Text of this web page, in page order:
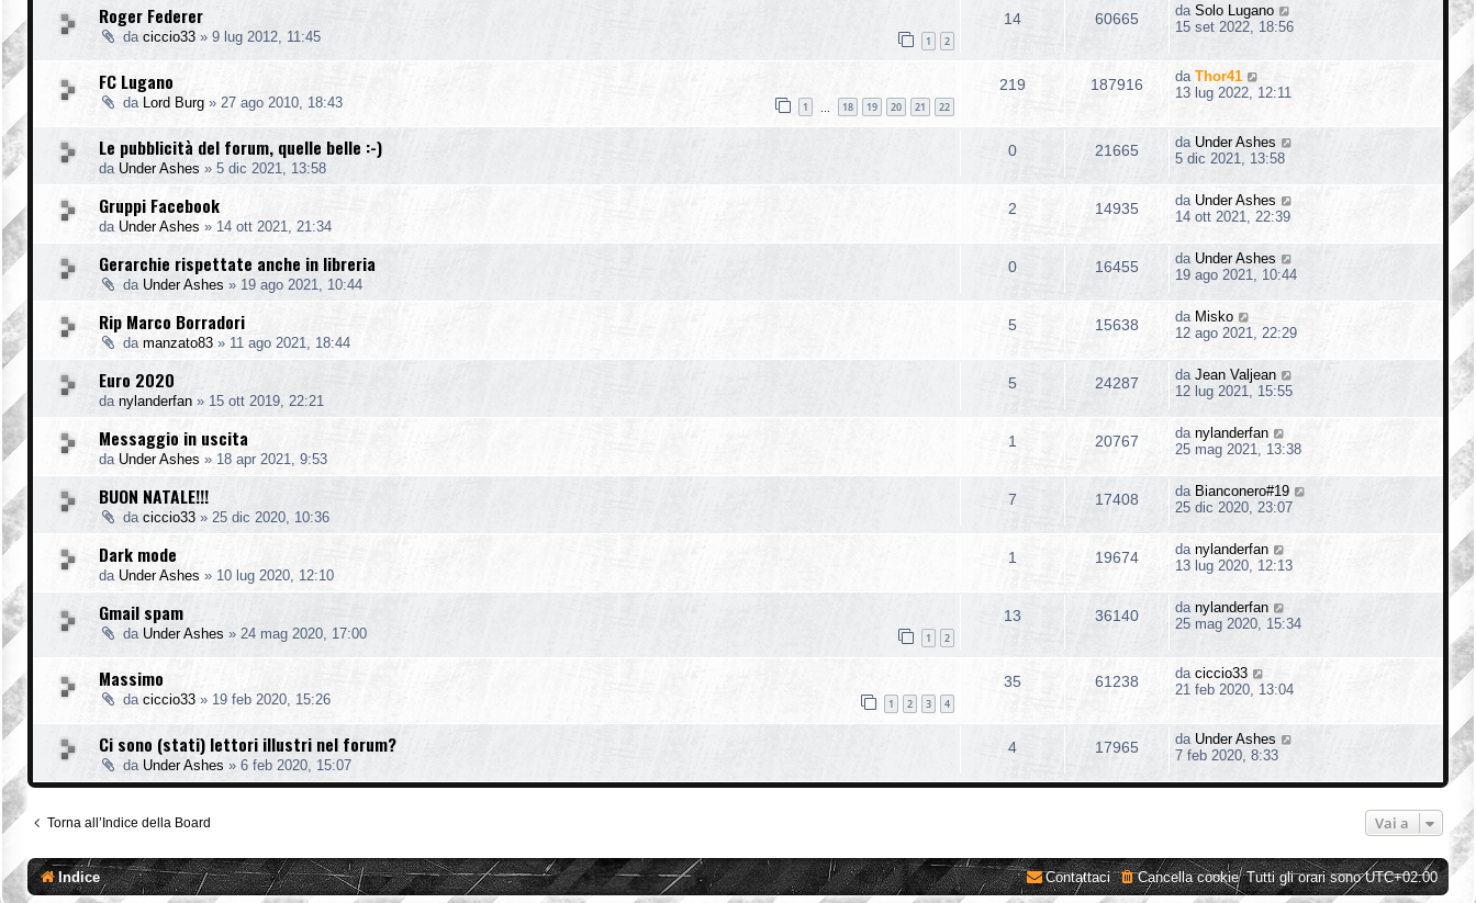
Roger Federer
da ciccio33 » 9 lug 2012, 11:45 1 2
14 60665 da Solo Lugano
15 set 2022, 18:56
FC Lugano
da Lord Burg » 27 ago 2010, 18:43 1 18 19 20 21 22
219 187916 da Thor41
13 lug 2022, 12:11
Le pubblicità del forum, quelle belle :-)
da Under Ashes » 5 dic 2021, 13:58
0 21665 da Under Ashes
5 dic 2021, 13:58
Gruppi Facebook
da Under Ashes » 14 ott 2021, 21:34
2 14935 da Under Ashes
14 ott 2021, 22:39
Gerarchie rispettate anche in libreria
da Under Ashes » 19 ago 2021, 10:44
0 16455 da Under Ashes
19 ago 2021, 10:44
Rip Marco Borradori
da manzato83 » 11 ago 2021, 18:44
5 15638 da Misko
12 ago 2021, 22:29
Euro 2020
da nylanderfan » 15 ott 2019, 22:21
5 24287 da Jean Valjean
12 lug 2021, 15:55
Messaggio in uscita
da Under Ashes » 18 apr 2021, 9:53
1 20767 da nylanderfan
25 mag 2021, 13:38
BUON NATALE!!!
da ciccio33 » 25 dic 2020, 10:36
7 17408 da Bianconero#19
25 dic 2020, 23:07
Dark mode
da Under Ashes » 10 lug 2020, 12:10
1 19674 da nylanderfan
13 lug 2020, 12:13
Gmail spam
da Under Ashes » 24 mag 2020, 17:00 1 2
13 36140 da nylanderfan
25 mag 2020, 15:34
Massimo
da ciccio33 » 19 feb 2020, 15:26 1 2 3 4
35 61238 da ciccio33
21 feb 2020, 13:04
Ci sono (stati) lettori illustri nel forum?
da Under Ashes » 6 feb 2020, 15:07
4 17965 da Under Ashes
7 feb 2020, 8:33
Torna all’Indice della Board Vai a
Indice Tutti gli orari sonoUTC+02:00
Cancella cookie
Contattaci